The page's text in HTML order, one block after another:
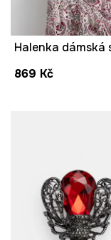
869 Kč